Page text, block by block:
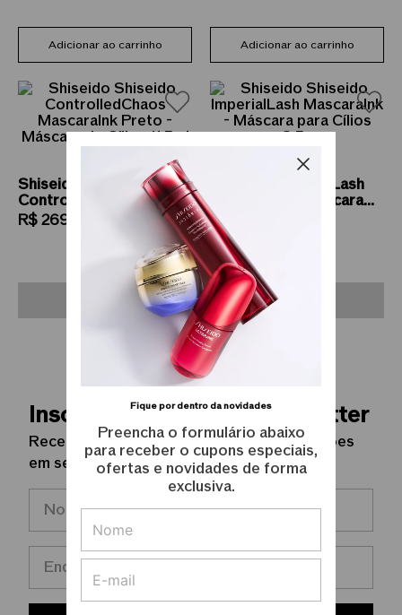
Fique por dentro da novidades
Preencha o formulário abaixo
para receber o cupons especiais,
ofertas e novidades de forma
exclusiva.
Adicionar ao carrinho Adicionar ao carrinho
Shiseido
ControlledChaos
MascaraInk Preto -
Máscara de Cílios 11,5ml
R$ 269
Shiseido ImperialLash
MascaraInk - Máscara
para Cílios 8,5g
R$
Indisponível
Inscreva-se na nossa Newsletter
Receba novidades, lançamentos e promoções
em seu e-mail.